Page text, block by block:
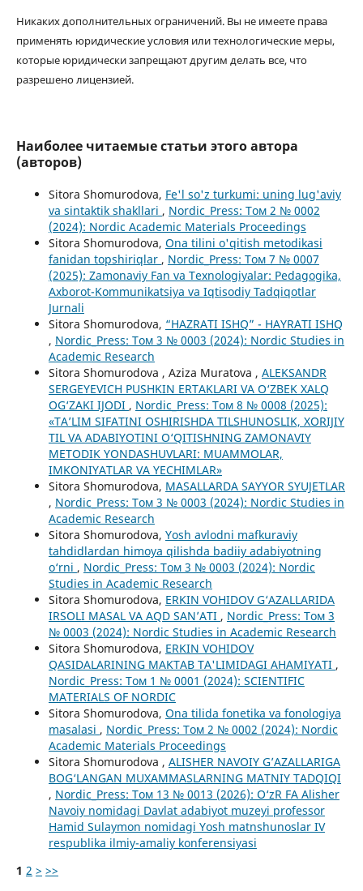
Никаких дополнительных ограничений. Вы не имеете права
применять юридические условия или технологические меры,
которые юридически запрещают другим делать все, что
разрешено лицензией.
Наиболее читаемые статьи этого автора
(авторов)
Sitora Shomurodova, Fe'l so'z turkumi: uning lug'aviy
va sintaktik shakllari , Nordic_Press: Том 2 № 0002
(2024): Nordic Academic Materials Proceedings
Sitora Shomurodova, Ona tilini o'qitish metodikasi
fanidan topshiriqlar , Nordic_Press: Том 7 № 0007
(2025): Zamonaviy Fan va Texnologiyalar: Pedagogika,
Axborot-Kommunikatsiya va Iqtisodiy Tadqiqotlar
Jurnali
Sitora Shomurodova, “HAZRATI ISHQ” - HAYRATI ISHQ
, Nordic_Press: Том 3 № 0003 (2024): Nordic Studies in
Academic Research
Sitora Shomurodova , Aziza Muratova , ALEKSANDR
SERGEYEVICH PUSHKIN ERTAKLARI VA O‘ZBEK XALQ
OG‘ZAKI IJODI , Nordic_Press: Том 8 № 0008 (2025):
«TA’LIM SIFATINI OSHIRISHDA TILSHUNOSLIK, XORIJIY
TIL VA ADABIYOTINI O‘QITISHNING ZAMONAVIY
METODIK YONDASHUVLARI: MUAMMOLAR,
IMKONIYATLAR VA YECHIMLAR»
Sitora Shomurodova, MASALLARDA SAYYOR SYUJETLAR
, Nordic_Press: Том 3 № 0003 (2024): Nordic Studies in
Academic Research
Sitora Shomurodova, Yosh avlodni mafkuraviy
tahdidlardan himoya qilishda badiiy adabiyotning
o‘rni , Nordic_Press: Том 3 № 0003 (2024): Nordic
Studies in Academic Research
Sitora Shomurodova, ERKIN VOHIDOV G‘AZALLARIDA
IRSOLI MASAL VA AQD SAN’ATI , Nordic_Press: Том 3
№ 0003 (2024): Nordic Studies in Academic Research
Sitora Shomurodova, ERKIN VOHIDOV
QASIDALARINING MAKTAB TA'LIMIDAGI AHAMIYATI ,
Nordic_Press: Том 1 № 0001 (2024): SCIENTIFIC
MATERIALS OF NORDIC
Sitora Shomurodova, Ona tilida fonetika va fonologiya
masalasi , Nordic_Press: Том 2 № 0002 (2024): Nordic
Academic Materials Proceedings
Sitora Shomurodova , ALISHER NAVOIY G’AZALLARIGA
BOG‘LANGAN MUXAMMASLARNING MATNIY TADQIQI
, Nordic_Press: Том 13 № 0013 (2026): O‘zR FA Alisher
Navoiy nomidagi Davlat adabiyot muzeyi professor
Hamid Sulaymon nomidagi Yosh matnshunoslar IV
respublika ilmiy-amaliy konferensiyasi
1 2 > >>